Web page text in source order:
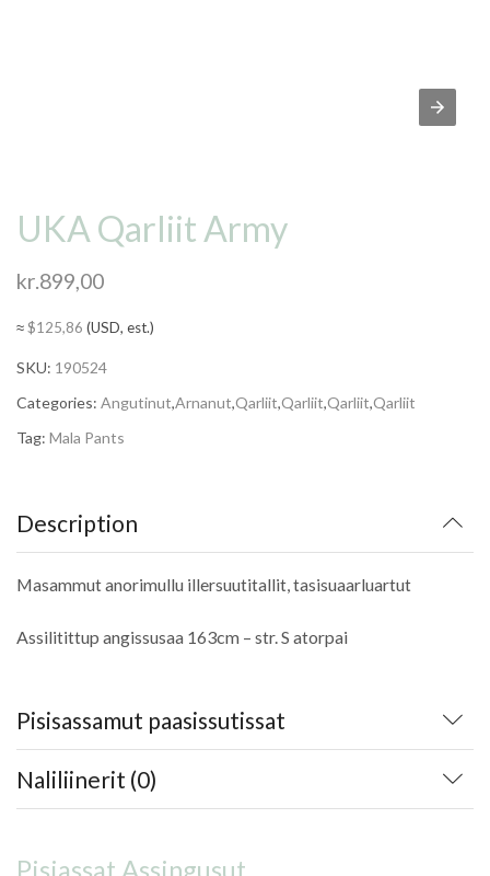
UKA Qarliit Army
kr.899,00
≈$125,86 (USD, est.)
SKU: 190524
Categories: Angutinut,Arnanut,Qarliit,Qarliit,Qarliit,Qarliit
Tag: Mala Pants
Description
Masammut anorimullu illersuutitallit, tasisuaarluartut
Assilitittup angissusaa 163cm – str. S atorpai
Pisisassamut paasissutissat
Naliliinerit (0)
Pisiassat Assingusut